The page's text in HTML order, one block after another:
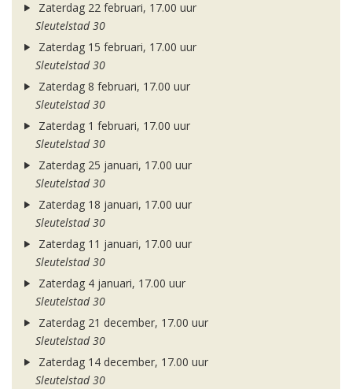
Zaterdag 22 februari, 17.00 uur
Sleutelstad 30
Zaterdag 15 februari, 17.00 uur
Sleutelstad 30
Zaterdag 8 februari, 17.00 uur
Sleutelstad 30
Zaterdag 1 februari, 17.00 uur
Sleutelstad 30
Zaterdag 25 januari, 17.00 uur
Sleutelstad 30
Zaterdag 18 januari, 17.00 uur
Sleutelstad 30
Zaterdag 11 januari, 17.00 uur
Sleutelstad 30
Zaterdag 4 januari, 17.00 uur
Sleutelstad 30
Zaterdag 21 december, 17.00 uur
Sleutelstad 30
Zaterdag 14 december, 17.00 uur
Sleutelstad 30